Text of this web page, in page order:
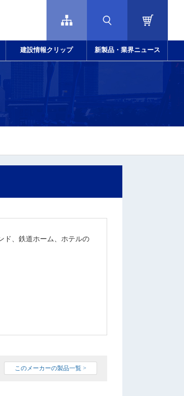
建設情報クリップ 新製品・業界ニュース
ド、鉄道ホーム、ホテルの
このメーカーの製品一覧 >